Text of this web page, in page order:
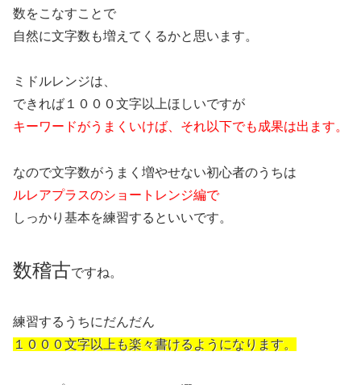
数をこなすことで
自然に文字数も増えてくるかと思います。
ミドルレンジは、
できれば１０００文字以上ほしいですが
キーワードがうまくいけば、それ以下でも成果は出ます。
なので文字数がうまく増やせない初心者のうちは
ルレアプラスのショートレンジ編で
しっかり基本を練習するといいです。
数稽古ですね。
練習するうちにだんだん
１０００文字以上も楽々書けるようになります。